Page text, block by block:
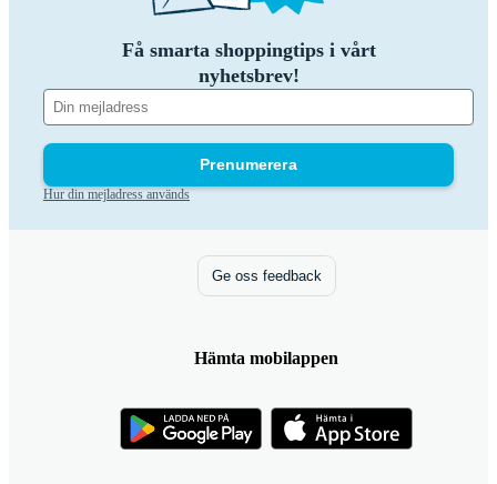
Få smarta shoppingtips i vårt
nyhetsbrev!
Prenumerera
Hur din mejladress används
Ge oss feedback
Hämta mobilappen